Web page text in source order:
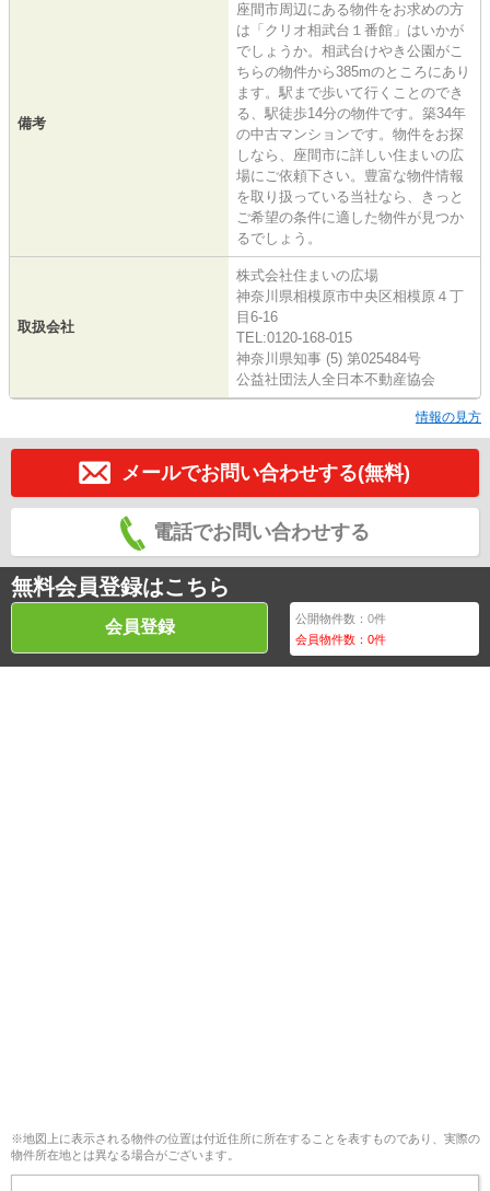
備考
座間市周辺にある物件をお求めの方
は「クリオ相武台１番館」はいかが
でしょうか。相武台けやき公園がこ
ちらの物件から385mのところにあり
ます。駅まで歩いて行くことのでき
る、駅徒歩14分の物件です。築34年
の中古マンションです。物件をお探
しなら、座間市に詳しい住まいの広
場にご依頼下さい。豊富な物件情報
を取り扱っている当社なら、きっと
ご希望の条件に適した物件が見つか
るでしょう。
取扱会社
株式会社住まいの広場
神奈川県相模原市中央区相模原４丁
目6-16
TEL:0120-168-015
神奈川県知事 (5) 第025484号
公益社団法人全日本不動産協会
情報の見方
メールでお問い合わせする(無料)
電話でお問い合わせする
無料会員登録はこちら
会員登録 公開物件数：0件
会員物件数：0件
※地図上に表示される物件の位置は付近住所に所在することを表すものであり、実際の
物件所在地とは異なる場合がございます。